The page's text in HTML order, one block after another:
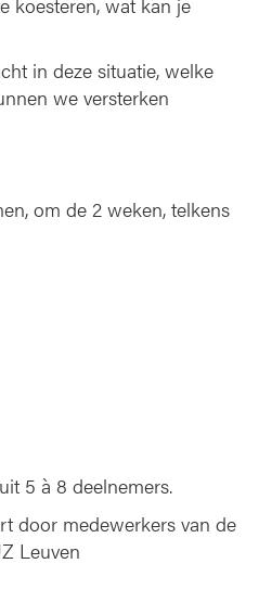
in deze situatie, welke
we versterken
om de 2 weken, telkens
5 à 8 deelnemers.
door medewerkers van de
Leuven